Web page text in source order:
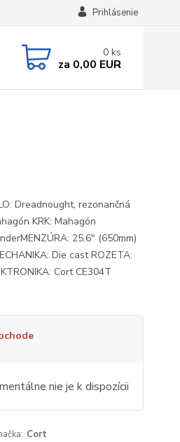
Prihlásenie
0 ks
za 0,00 EUR
Dreadnought, rezonančná
KRK: Mahagón
25.6" (650mm)
Die cast ROZETA:
Cort CE304T
nie je k dispozícii
Cort